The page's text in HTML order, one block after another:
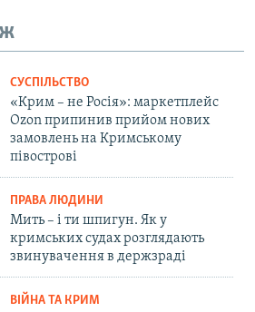
СУСПІЛЬСТВО
«Крим – не Росія»: маркетплейс
Ozon припинив прийом нових
замовлень на Кримському
півострові
ПРАВА ЛЮДИНИ
Мить – і ти шпигун. Як у
кримських судах розглядають
звинувачення в держзраді
ВІЙНА ТА КРИМ